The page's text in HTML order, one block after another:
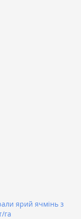
ярий ячмінь з
га